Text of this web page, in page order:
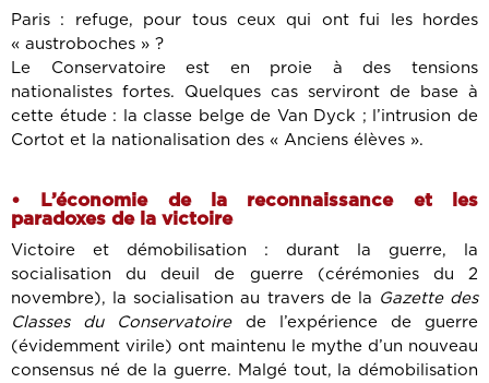
Paris : refuge, pour tous ceux qui ont fui les hordes
« austroboches » ?
Le Conservatoire est en proie à des tensions
nationalistes fortes. Quelques cas serviront de base à
cette étude : la classe belge de Van Dyck ; l’intrusion de
Cortot et la nationalisation des « Anciens élèves ».
• L’économie de la reconnaissance et les
paradoxes de la victoire
Victoire et démobilisation : durant la guerre, la
socialisation du deuil de guerre (cérémonies du 2
novembre), la socialisation au travers de la Gazette des
Classes du Conservatoirede l’expérience de guerre
(évidemment virile) ont maintenu le mythe d’un nouveau
consensus né de la guerre. Malgé tout, la démobilisation